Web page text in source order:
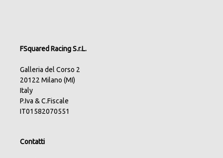
FSquared Racing S.r.L.
Galleria del Corso 2
20122 Milano (MI)
Italy
P.Iva & C.Fiscale
IT01582070551
Contatti